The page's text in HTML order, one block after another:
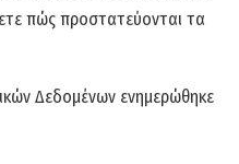
πώς προστατεύονται τα
Δεδομένων ενημερώθηκε